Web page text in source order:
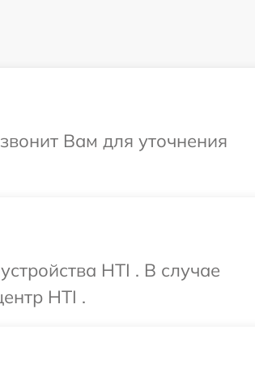
Вам для уточнения
HTI . В случае
HTI .